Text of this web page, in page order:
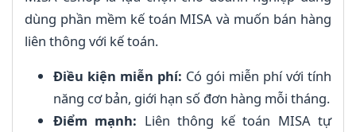
dùng phần mềm kế toán MISA và muốn bán hàng
liên thông với kế toán.
Điều kiện miễn phí: Có gói miễn phí với tính
năng cơ bản, giới hạn số đơn hàng mỗi tháng.
Điểm mạnh: Liên thông kế toán MISA tự